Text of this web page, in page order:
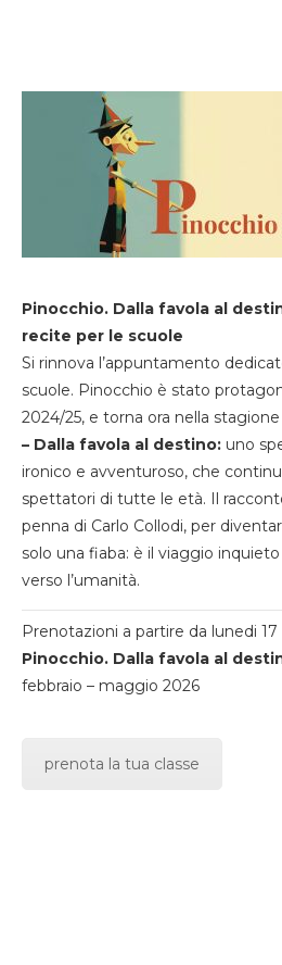
Pinocchio. Dalla favola al
recite per le scuole
Si rinnova l’appuntamento
scuole. Pinocchio è stato
2024/25, e torna ora nella
– Dalla favola al destino: uno
ironico e avventuroso, che
spettatori di tutte le età. Il
penna di Carlo Collodi, per
solo una fiaba: è il viaggio
verso l’umanità.
Prenotazioni a partire da lunedi
Pinocchio. Dalla favola al
febbraio – maggio 2026
prenota la tua classe